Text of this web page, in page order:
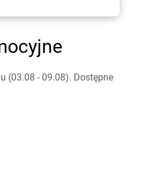
(03.08 - 09.08). Dostępne